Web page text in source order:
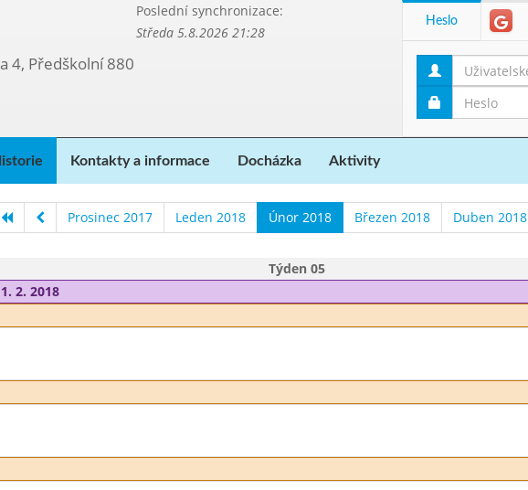
Poslední synchronizace:
Středa 5.8.2026 21:28
4, Předškolní 880
Heslo
Kontakty a informace Docházka Aktivity
Prosinec 2017 Leden 2018 Únor 2018 Březen 2018 Duben 2018
Týden 05
2. 2018